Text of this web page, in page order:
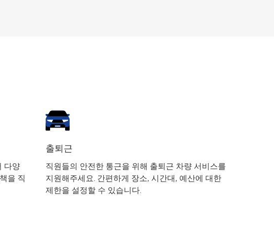
다양
을 직
출퇴근
직원들의 안전한 통근을 위해 출퇴근 차량 서비스를
지원해주세요. 간편하게 장소, 시간대, 예산에 대한
제한을 설정할 수 있습니다.